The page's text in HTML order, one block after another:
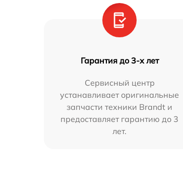
Гарантия до 3-х лет
Сервисный центр
устанавливает оригинальные
запчасти техники Brandt и
предоставляет гарантию до 3
лет.